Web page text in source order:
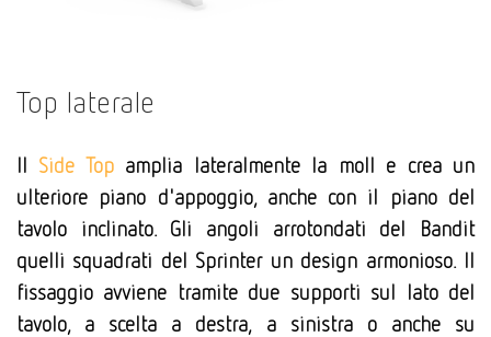
Top laterale
Il Side Topamplia lateralmente la moll e crea un
ulteriore piano d'appoggio, anche con il piano del
tavolo inclinato. Gli angoli arrotondati del Bandit
quelli squadrati del Sprinter un design armonioso. Il
fissaggio avviene tramite due supporti sul lato del
tavolo, a scelta a destra, a sinistra o anche su